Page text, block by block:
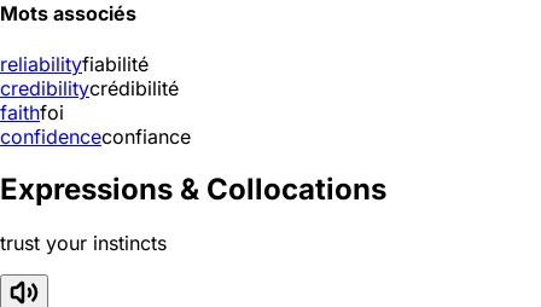
Mots associés
reliabilityfiabilité
credibilitycrédibilité
faithfoi
confidenceconfiance
Expressions & Collocations
trust your instincts